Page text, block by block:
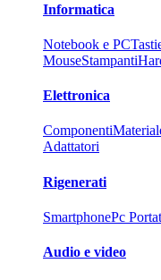
Informatica
Notebook e PC
MouseStampanti
Elettronica
Componenti
Adattatori
Rigenerati
SmartphonePc
Audio e video